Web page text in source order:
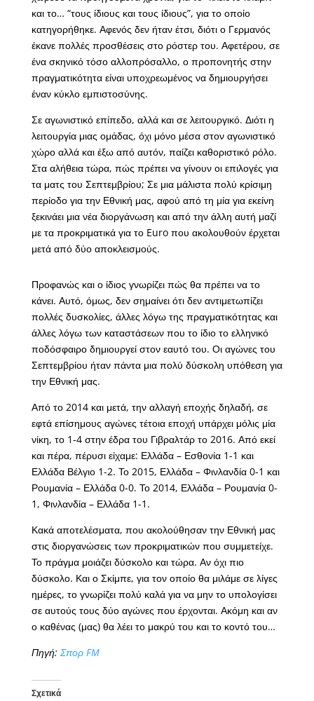
και το… “τους ίδιους και τους ίδιους”, για το οποίο
κατηγορήθηκε. Αφενός δεν ήταν έτσι, διότι ο Γερμανός
έκανε πολλές προσθέσεις στο ρόστερ του. Αφετέρου, σε
ένα σκηνικό τόσο αλλοπρόσαλλο, ο προπονητής στην
πραγματικότητα είναι υποχρεωμένος να δημιουργήσει
έναν κύκλο εμπιστοσύνης.
Σε αγωνιστικό επίπεδο, αλλά και σε λειτουργικό. Διότι η
λειτουργία μιας ομάδας, όχι μόνο μέσα στον αγωνιστικό
χώρο αλλά και έξω από αυτόν, παίζει καθοριστικό ρόλο.
Στα αλήθεια τώρα, πώς πρέπει να γίνουν οι επιλογές για
τα ματς του Σεπτεμβρίου; Σε μια μάλιστα πολύ κρίσιμη
περίοδο για την Εθνική μας, αφού από τη μία για εκείνη
ξεκινάει μια νέα διοργάνωση και από την άλλη αυτή μαζί
με τα προκριματικά για το Euro που ακολουθούν έρχεται
μετά από δύο αποκλεισμούς.
Προφανώς και ο ίδιος γνωρίζει πώς θα πρέπει να το
κάνει. Αυτό, όμως, δεν σημαίνει ότι δεν αντιμετωπίζει
πολλές δυσκολίες, άλλες λόγω της πραγματικότητας και
άλλες λόγω των καταστάσεων που το ίδιο το ελληνικό
ποδόσφαιρο δημιουργεί στον εαυτό του. Οι αγώνες του
Σεπτεμβρίου ήταν πάντα μια πολύ δύσκολη υπόθεση για
την Εθνική μας.
Από το 2014 και μετά, την αλλαγή εποχής δηλαδή, σε
εφτά επίσημους αγώνες τέτοια εποχή υπάρχει μόλις μία
νίκη, το 1-4 στην έδρα του Γιβραλτάρ το 2016. Από εκεί
και πέρα, πέρυσι είχαμε: Ελλάδα – Εσθονία 1-1 και
Ελλάδα Βέλγιο 1-2. Το 2015, Ελλάδα – Φινλανδία 0-1 και
Ρουμανία – Ελλάδα 0-0. Το 2014, Ελλάδα – Ρουμανία 0-
1, Φινλανδία – Ελλάδα 1-1.
Κακά αποτελέσματα, που ακολούθησαν την Εθνική μας
στις διοργανώσεις των προκριματικών που συμμετείχε.
Το πράγμα μοιάζει δύσκολο και τώρα. Αν όχι πιο
δύσκολο. Και ο Σκίμπε, για τον οποίο θα μιλάμε σε λίγες
ημέρες, το γνωρίζει πολύ καλά για να μην το υπολογίσει
σε αυτούς τους δύο αγώνες που έρχονται. Ακόμη και αν
ο καθένας (μας) θα λέει το μακρύ του και το κοντό του…
Πηγή: Σπορ FM
Σχετικά